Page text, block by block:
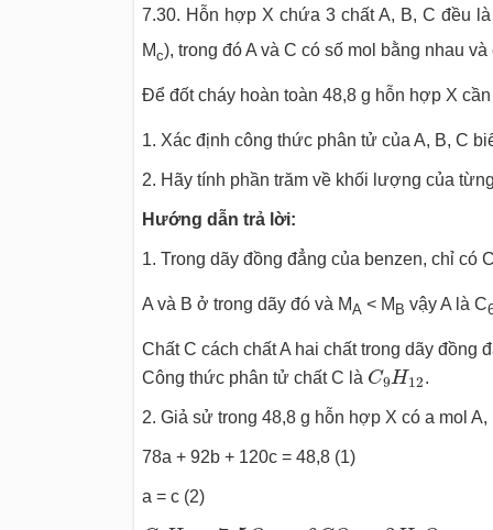
7.30. Hỗn hợp X chứa 3 chất A, B, C đều
Mc), trong đó A và C có số mol bằng nhau
Để đốt cháy hoàn toàn 48,8 g hỗn hợp X
1. Xác định công thức phân tử của A, B, C
2. Hãy tính phần trăm về khối lượng của
Hướng dẫn trả lời:
1. Trong dãy đồng đẳng của benzen, chỉ có C
A và B ở trong dãy đó và MA < M B vậy A là C
Chất C cách chất A hai chất trong dãy đồng
Công thức phân tử chất C là C9H12
C9H .
2. Giả sử trong 48,8 g hỗn hợp X có a mol A,
78a + 92b + 120c = 48,8 (1)
a = c (2)